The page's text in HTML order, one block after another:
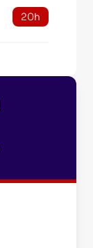
20h